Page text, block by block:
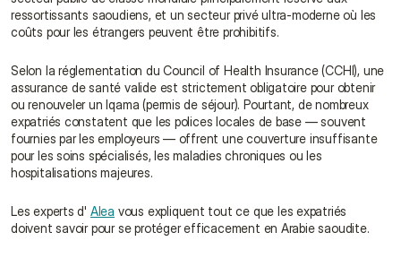
ressortissants saoudiens, et un secteur privé ultra-moderne où les
coûts pour les étrangers peuvent être prohibitifs.
Selon la réglementation du Council of Health Insurance (CCHI), une
assurance de santé valide est strictement obligatoire pour obtenir
ou renouveler un Iqama (permis de séjour). Pourtant, de nombreux
expatriés constatent que les polices locales de base — souvent
fournies par les employeurs — offrent une couverture insuffisante
pour les soins spécialisés, les maladies chroniques ou les
hospitalisations majeures.
Les experts d' Alea vous expliquent tout ce que les expatriés
doivent savoir pour se protéger efficacement en Arabie saoudite.